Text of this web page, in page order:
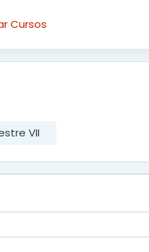
Cursos
VII